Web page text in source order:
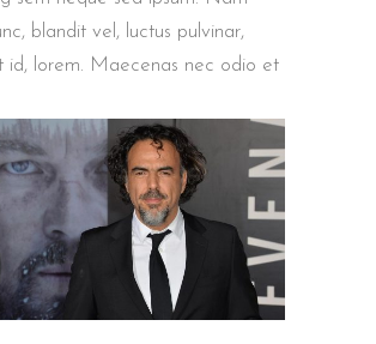
blandit vel, luctus pulvinar,
id, lorem. Maecenas nec odio et